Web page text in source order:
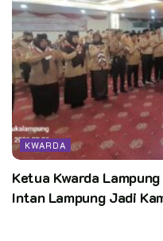
KWARDA
Ketua Kwarda
Intan Lampung Jadi